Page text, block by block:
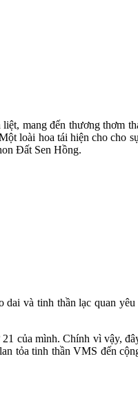
mang đến thương thơm
loài hoa tái hiện cho cho
Đất Sen Hồng.
và tinh thần lạc quan
của mình. Chính vì vậy,
tỏa tinh thần VMS đến